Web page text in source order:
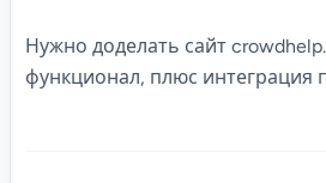
Нужно доделать сайт
функционал, плюс интеграция